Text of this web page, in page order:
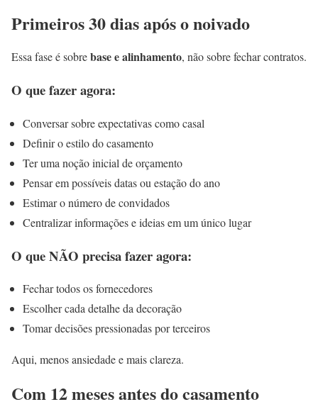
Primeiros 30 dias após o noivado
Essa fase é sobrebase e alinhamento, não sobre fechar contratos.
O que fazer agora:
Conversar sobre expectativas como casal
Definir o estilo do casamento
Ter uma noção inicial de orçamento
Pensar em possíveis datas ou estação do ano
Estimar o número de convidados
Centralizar informações e ideias em um único lugar
O que NÃO precisa fazer agora:
Fechar todos os fornecedores
Escolher cada detalhe da decoração
Tomar decisões pressionadas por terceiros
Aqui, menos ansiedade e mais clareza.
Com 12 meses antes do casamento